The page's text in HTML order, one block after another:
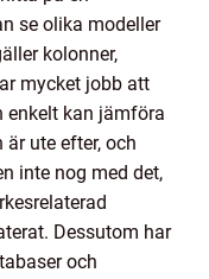
se olika modeller
kolonner,
mycket jobb att
kan jämföra
ute efter, och
inte nog med det,
Dessutom har
och